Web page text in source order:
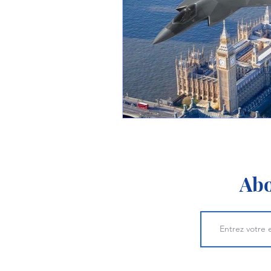
1 er avril Motorisation
Shenyang J-35
Airbus H145M